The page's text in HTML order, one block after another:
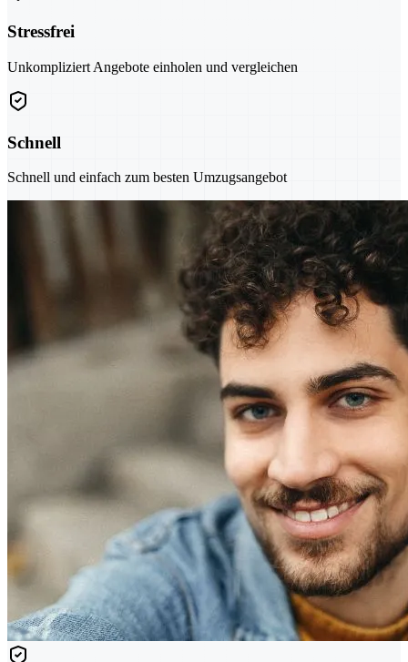
Stressfrei
Unkompliziert Angebote einholen und vergleichen
Schnell
Schnell und einfach zum besten Umzugsangebot